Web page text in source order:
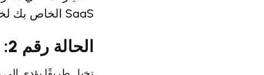
SaaS الخاص بك لخدمة ANPR لتناسب احتياجاتك.
الحالة رقم 2: عندما تكون استخدام الطريق له اختلافات هائلة